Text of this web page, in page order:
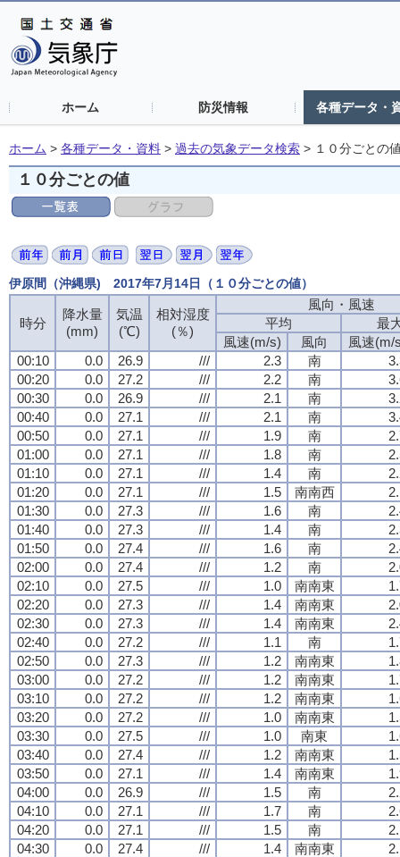
ホーム 防災情報 各種データ・
ホーム > 各種データ・資料 > 過去の気象データ検索 > １０分ごとの
１０分ごとの値
伊原間（沖縄県) 2017年7月14日（１０分ごとの値）
時分
降水量
(mm)
気温
(℃)
相対湿度
(％)
風向・風速
平均
最
風速(m/s)
風向
風速(m/
00:10
0.0 26.9 /// 2.3 南
00:20
0.0 27.2 /// 2.2 南
00:30
0.0 26.9 /// 2.1 南
00:40
0.0 27.1 /// 2.1 南
00:50
0.0 27.1 /// 1.9 南
01:00
0.0 27.1 /// 1.8 南
01:10
0.0 27.1 /// 1.4 南
01:20
0.0 27.1 /// 1.5 南南西
01:30
0.0 27.3 /// 1.6 南
01:40
0.0 27.3 /// 1.4 南
01:50
0.0 27.4 /// 1.6 南
02:00
0.0 27.4 /// 1.2 南
02:10
0.0 27.5 /// 1.0 南南東
02:20
0.0 27.3 /// 1.4 南南東
02:30
0.0 27.3 /// 1.4 南南東
02:40
0.0 27.2 /// 1.1 南
02:50
0.0 27.3 /// 1.2 南南東
03:00
0.0 27.2 /// 1.2 南南東
03:10
0.0 27.2 /// 1.2 南南東
03:20
0.0 27.2 /// 1.0 南南東
03:30
0.0 27.5 /// 1.0 南東
03:40
0.0 27.4 /// 1.2 南南東
03:50
0.0 27.1 /// 1.4 南南東
04:00
0.0 26.9 /// 1.5 南
04:10
0.0 27.1 /// 1.7 南
04:20
0.0 27.1 /// 1.5 南
04:30
0.0 27.4 /// 1.4 南南東